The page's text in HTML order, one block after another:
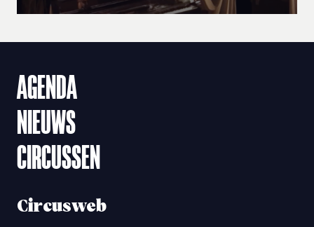
AGENDA
NIEUWS
CIRCUSSEN
Circusweb